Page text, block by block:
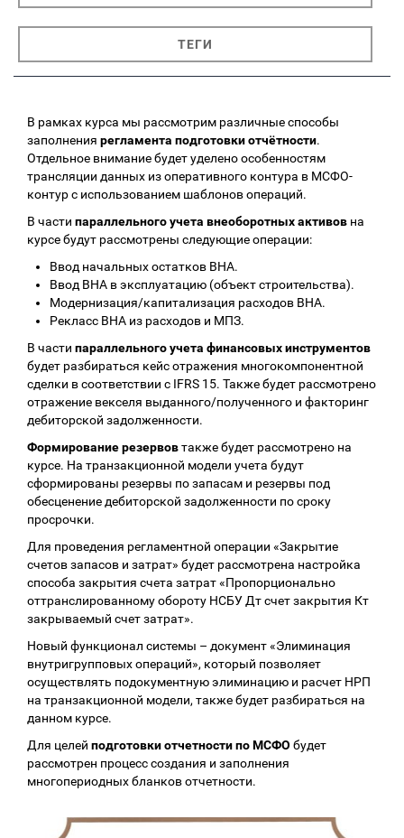
ТЕГИ
В рамках курса мы рассмотрим различные способы
заполнения регламента подготовки отчётности.
Отдельное внимание будет уделено особенностям
трансляции данных из оперативного контура в МСФО-
контур с использованием шаблонов операций.
В части параллельного учета внеоборотных активов на
курсе будут рассмотрены следующие операции:
Ввод начальных остатков ВНА.
Ввод ВНА в эксплуатацию (объект строительства).
Модернизация/капитализация расходов ВНА.
Рекласс ВНА из расходов и МПЗ.
В части параллельного учета финансовых инструментов
будет разбираться кейс отражения многокомпонентной
сделки в соответствии с IFRS 15. Также будет рассмотрено
отражение векселя выданного/полученного и факторинг
дебиторской задолженности.
Формирование резервовтакже будет рассмотрено на
курсе. На транзакционной модели учета будут
сформированы резервы по запасам и резервы под
обесценение дебиторской задолженности по сроку
просрочки.
Для проведения регламентной операции «Закрытие
счетов запасов и затрат» будет рассмотрена настройка
способа закрытия счета затрат «Пропорционально
оттранслированному обороту НСБУ Дт счет закрытия Кт
закрываемый счет затрат».
Новый функционал системы – документ «Элиминация
внутригрупповых операций», который позволяет
осуществлять подокументную элиминацию и расчет НРП
на транзакционной модели, также будет разбираться на
данном курсе.
Для целей подготовки отчетности по МСФО будет
рассмотрен процесс создания и заполнения
многопериодных бланков отчетности.